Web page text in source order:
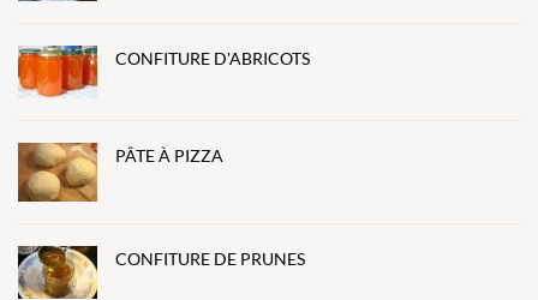
CONFITURE D'ABRICOTS
PÂTE À PIZZA
CONFITURE DE PRUNES